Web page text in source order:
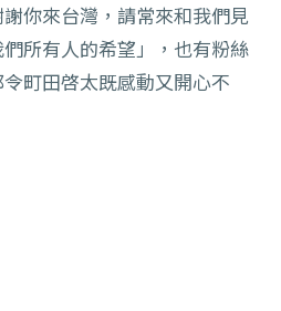
你來台灣，請常來和我們見
所有人的希望」，也有粉絲
町田啓太既感動又開心不